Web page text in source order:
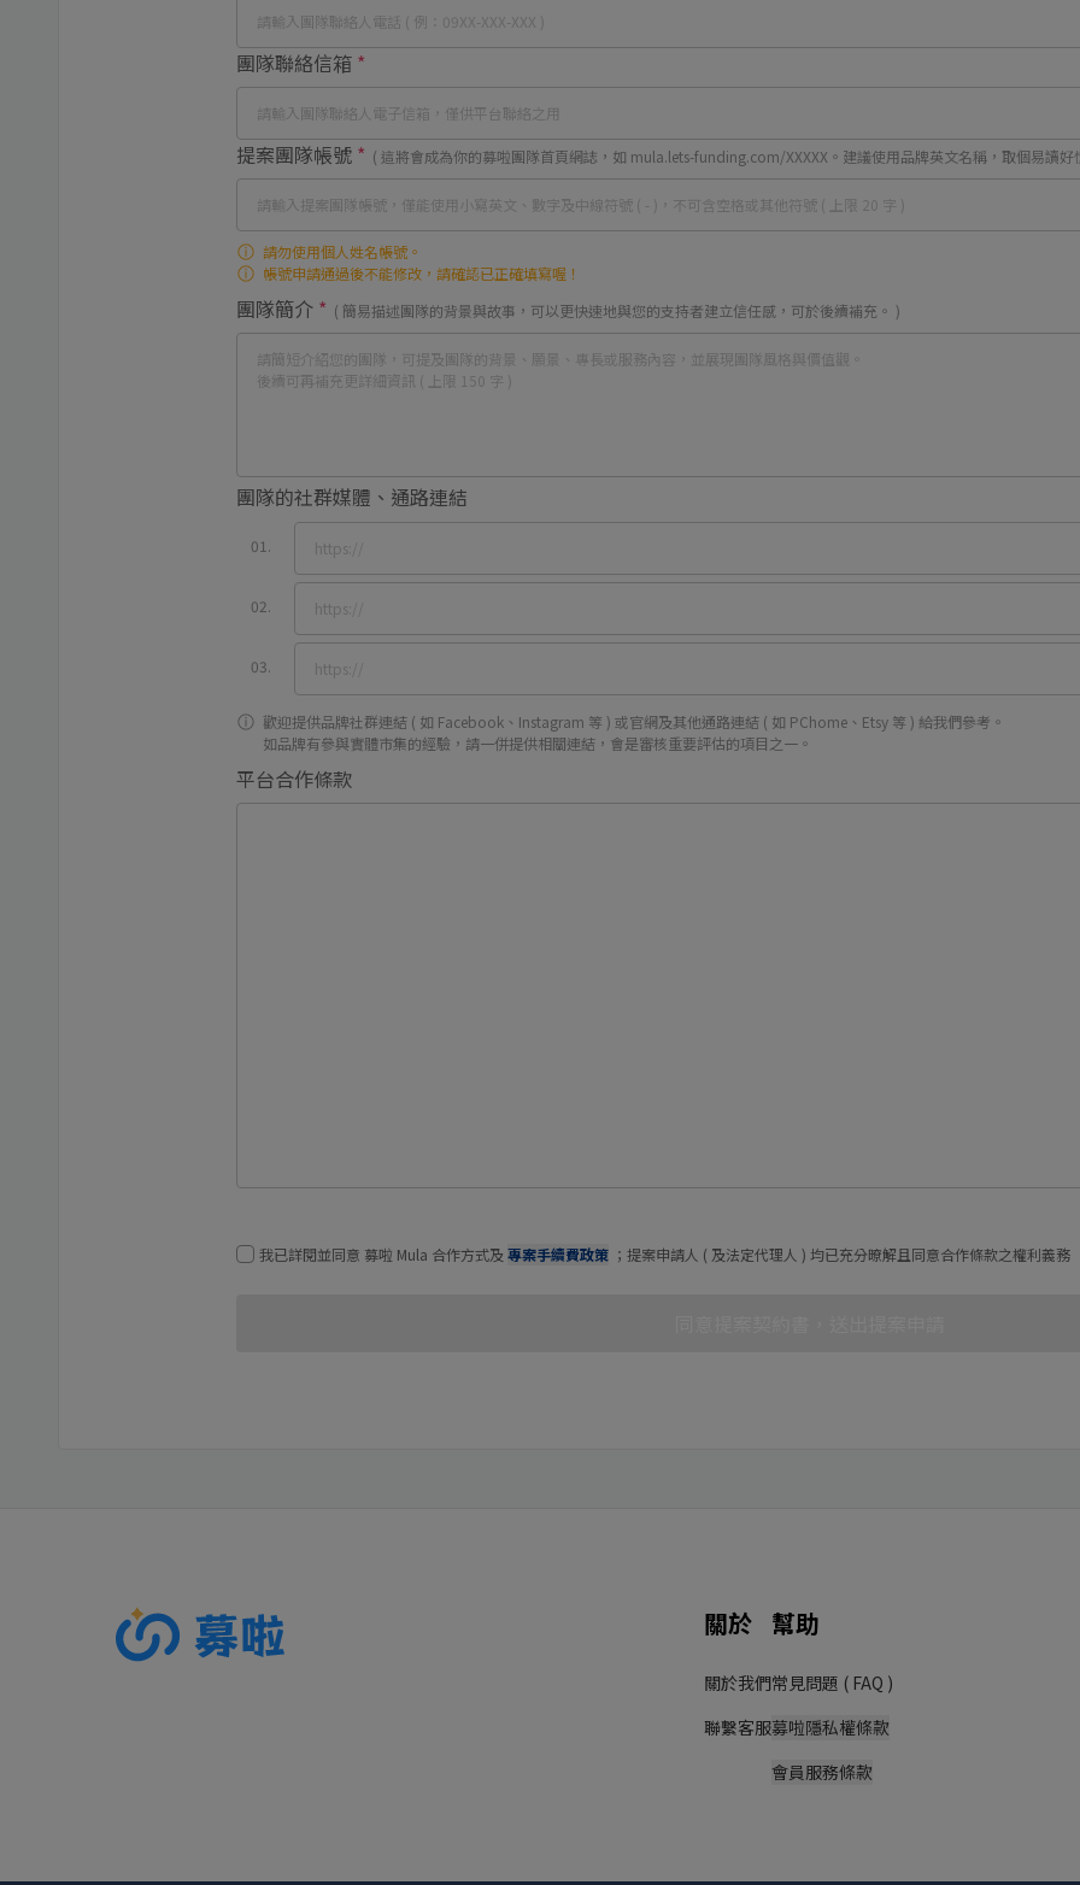
團隊聯絡信箱 *
提案團隊帳號 * ( 這將會成為你的募啦團隊首頁網誌，如 mula.lets-funding.com/XXXXX。建議使用品牌英文名稱，取個易讀好
請勿使用個人姓名帳號。
帳號申請通過後不能修改，請確認已正確填寫喔！
團隊簡介 * ( 簡易描述團隊的背景與故事，可以更快速地與您的支持者建立信任感，可於後續補充。 )
團隊的社群媒體、通路連結
01.
02.
03.
歡迎提供品牌社群連結 ( 如 Facebook、Instagram 等 ) 或官網及其他通路連結 ( 如 PChome、Etsy 等 ) 給我們參考。
如品牌有參與實體市集的經驗，請一併提供相關連結，會是審核重要評估的項目之一。
平台合作條款
我已詳閱並同意 募啦 Mula 合作方式及 專案手續費政策 ；提案申請人 ( 及法定代理人 ) 均已充分暸解且同意合作條款之權利義務
關於
關於我們
聯繫客服
幫助
常見問題 ( FAQ )
募啦隱私權條款
會員服務條款